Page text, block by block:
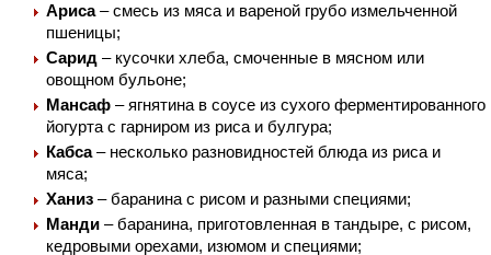
Ариса– смесь из мяса и вареной грубо измельченной
пшеницы;
Сарид – кусочки хлеба, смоченные в мясном или
овощном бульоне;
Мансаф – ягнятина в соусе из сухого ферментированного
йогурта с гарниром из риса и булгура;
Кабса– несколько разновидностей блюда из риса и
мяса;
Ханиз – баранина с рисом и разными специями;
Манди – баранина, приготовленная в тандыре, с рисом,
кедровыми орехами, изюмом и специями;